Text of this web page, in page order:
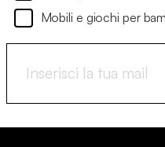
Mobili e giochi per